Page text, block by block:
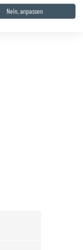
Nein, anpassen